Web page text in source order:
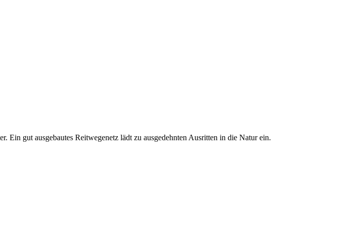
gut ausgebautes Reitwegenetz lädt zu ausgedehnten Ausritten in die Natur ein.